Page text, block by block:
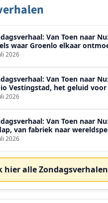
Van Toen naar
waar Groenlo elkaar
2026
Van Toen naar Nu:
Vestingstad, het geluid voor
2026
Van Toen naar Nu:
van fabriek naar
2026
hier alle Zondagsverhalen